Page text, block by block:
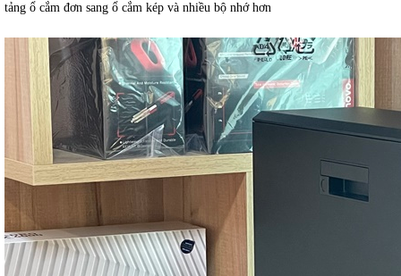
tảng ổ cắm đơn sang ổ cắm kép và nhiều bộ nhớ hơn